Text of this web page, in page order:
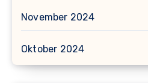
November 2024
Oktober 2024